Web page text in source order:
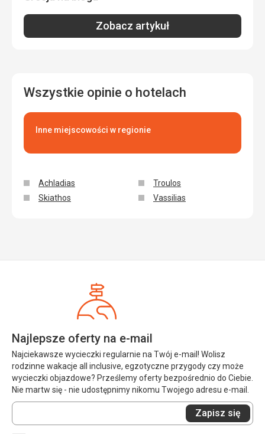
Zobacz artykuł
Wszystkie opinie o hotelach
Inne miejscowości w regionie
Achladias
Skiathos
Troulos
Vassilias
Najlepsze oferty na e-mail
Najciekawsze wycieczki regularnie na Twój e-mail! Wolisz
rodzinne wakacje all inclusive, egzotyczne przygody czy może
wycieczki objazdowe? Prześlemy oferty bezpośrednio do Ciebie.
Nie martw się - nie udostępnimy nikomu Twojego adresu e-mail.
Wprowadź
swój
Zapisz się